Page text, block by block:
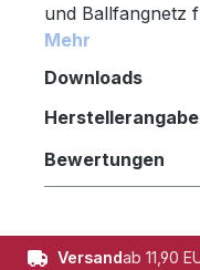
und Ballfangnetz
Mehr
Downloads
Bewertungen
Versandab 11,90